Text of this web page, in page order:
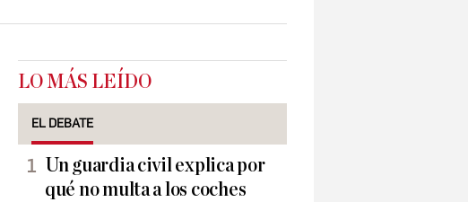
LO MÁS LEÍDO
EL DEBATE
Un guardia civil explica por
qué no multa a los coches